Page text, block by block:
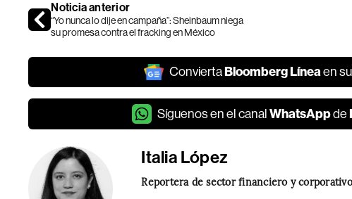
Noticia anterior
“Yo nunca lo dije en campaña”: Sheinbaum niega
su promesa contra el fracking en México
ConviertaBloomberg Líneaen
Síguenos en el canal WhatsAppde
Italia López
Reportera de sector financiero y